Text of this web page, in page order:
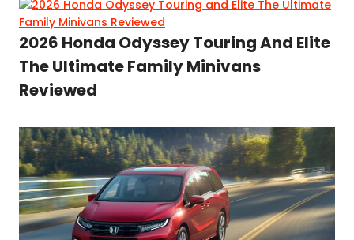
2026 Honda Odyssey Touring And Elite
The Ultimate Family Minivans
Reviewed